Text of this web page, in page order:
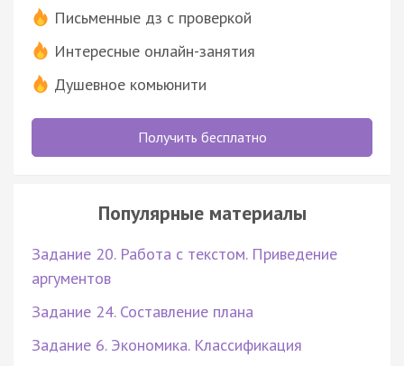
Письменные дз с проверкой
Интересные онлайн-занятия
Душевное комьюнити
Получить бесплатно
Популярные материалы
Задание 20. Работа с текстом. Приведение
аргументов
Задание 24. Составление плана
Задание 6. Экономика. Классификация